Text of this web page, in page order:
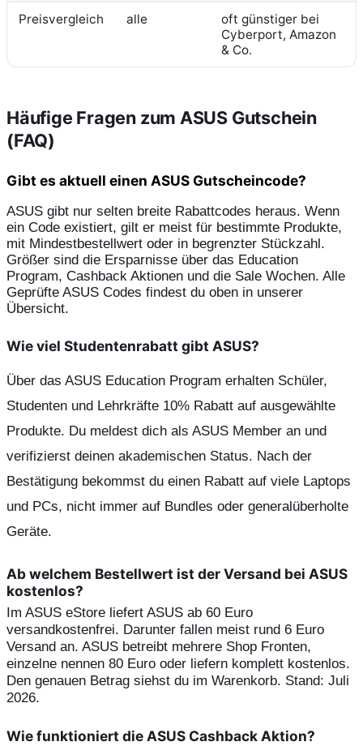
Preisvergleich alle
oft günstiger bei
Cyberport, Amazon
& Co.
Häufige Fragen zum ASUS Gutschein
(FAQ)
Gibt es aktuell einen ASUS Gutscheincode?
ASUS gibt nur selten breite Rabattcodes heraus. Wenn
ein Code existiert, gilt er meist für bestimmte Produkte,
mit Mindestbestellwert oder in begrenzter Stückzahl.
Größer sind die Ersparnisse über das Education
Program, Cashback Aktionen und die Sale Wochen. Alle
Geprüfte ASUS Codes findest du oben in unserer
Übersicht.
Wie viel Studentenrabatt gibt ASUS?
Über das ASUS Education Program erhalten Schüler,
Studenten und Lehrkräfte 10% Rabatt auf ausgewählte
Produkte. Du meldest dich als ASUS Member an und
verifizierst deinen akademischen Status. Nach der
Bestätigung bekommst du einen Rabatt auf viele Laptops
und PCs, nicht immer auf Bundles oder generalüberholte
Geräte.
Ab welchem Bestellwert ist der Versand bei ASUS
kostenlos?
Im ASUS eStore liefert ASUS ab 60 Euro
versandkostenfrei. Darunter fallen meist rund 6 Euro
Versand an. ASUS betreibt mehrere Shop Fronten,
einzelne nennen 80 Euro oder liefern komplett kostenlos.
Den genauen Betrag siehst du im Warenkorb. Stand: Juli
2026.
Wie funktioniert die ASUS Cashback Aktion?